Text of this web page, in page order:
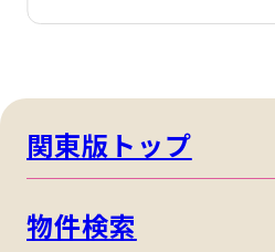
関東版トップ
物件検索